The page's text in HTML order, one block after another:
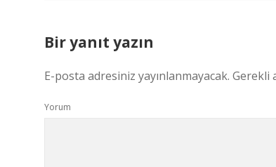
Bir yanıt yazın
E-posta adresiniz yayınlanmayacak. Gerekli
Yorum